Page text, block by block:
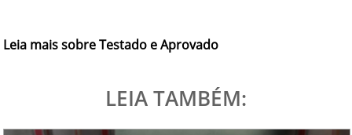
Leia mais sobre Testado e Aprovado
LEIA TAMBÉM: